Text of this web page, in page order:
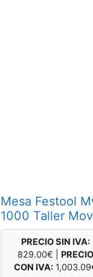
Mesa Festool
1000 Taller
PRECIO SIN IVA:
829.00€
PRECIO
CON IVA: 1,003.09